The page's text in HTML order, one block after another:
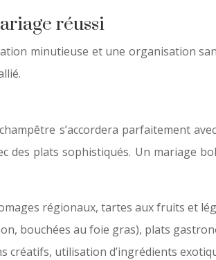
réussi
minutieuse et une organisation
s’accordera parfaitement
plats sophistiqués. Un mariage
régionaux, tartes aux fruits et
bouchées au foie gras), plats
créatifs, utilisation d’ingrédients